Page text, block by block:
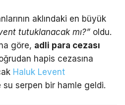
aklındaki en büyük
tutuklanacak mı?” oldu.
göre, adli para cezası
hapis cezasına
Haluk Levent
serpen bir hamle geldi.